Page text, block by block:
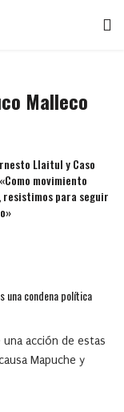
Malleco
Llaitul y Caso
movimiento
resistimos para seguir
una condena política
acción de estas
Mapuche y